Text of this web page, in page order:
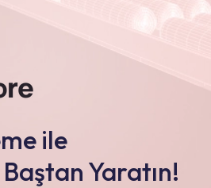
ile
Yaratın!